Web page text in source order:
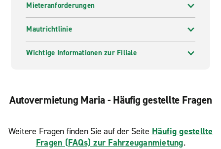
Mieteranforderungen
Mautrichtlinie
Wichtige Informationen zur Filiale
Autovermietung Maria - Häufig gestellte Fragen
Weitere Fragen finden Sie auf der Seite Häufig gestellte
Fragen (FAQs) zur Fahrzeuganmietung.